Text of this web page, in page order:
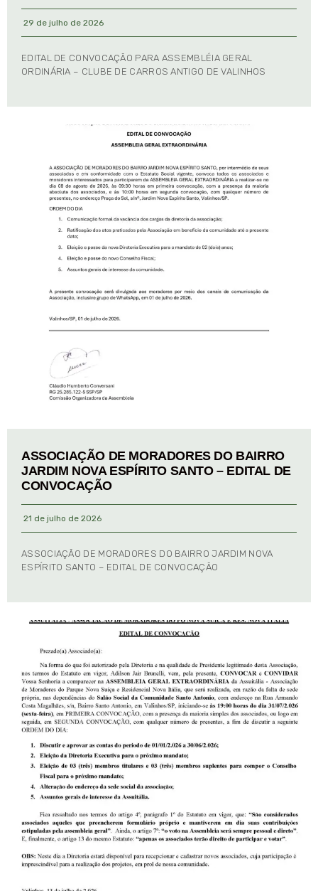
29 de julho de 2026
EDITAL DE CONVOCAÇÃO PARA ASSEMBLÉIA GERAL
ORDINÁRIA – CLUBE DE CARROS ANTIGO DE VALINHOS
ASSOCIAÇÃO DE MORADORES DO BAIRRO
JARDIM NOVA ESPÍRITO SANTO – EDITAL DE
CONVOCAÇÃO
21 de julho de 2026
ASSOCIAÇÃO DE MORADORES DO BAIRRO JARDIM NOVA
ESPÍRITO SANTO – EDITAL DE CONVOCAÇÃO